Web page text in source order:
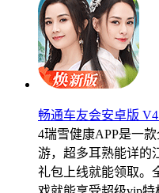
畅通车友会安卓版
4瑞雪健康APP是一
游，超多耳熟能详的
礼包上线就能领取。